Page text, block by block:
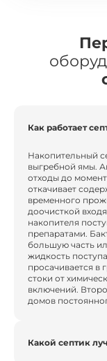
Как работает
Накопительный
выгребной ямы.
отходы до
откачивает
временного
доочисткой
накопителя
препаратами.
большую часть
жидкость
просачивается в
стоки от
включений.
домов
Какой септик